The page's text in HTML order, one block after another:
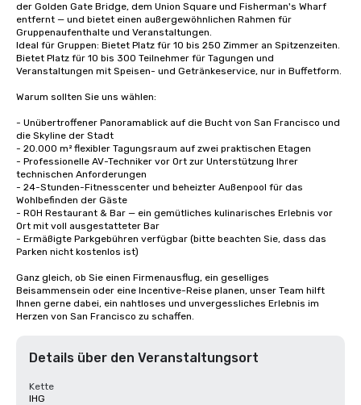
der Golden Gate Bridge, dem Union Square und Fisherman's Wharf
entfernt — und bietet einen außergewöhnlichen Rahmen für
Gruppenaufenthalte und Veranstaltungen.
Ideal für Gruppen: Bietet Platz für 10 bis 250 Zimmer an Spitzenzeiten.
Bietet Platz für 10 bis 300 Teilnehmer für Tagungen und
Veranstaltungen mit Speisen- und Getränkeservice, nur in Buffetform.
Warum sollten Sie uns wählen:
- Unübertroffener Panoramablick auf die Bucht von San Francisco und
die Skyline der Stadt
- 20.000 m² flexibler Tagungsraum auf zwei praktischen Etagen
- Professionelle AV-Techniker vor Ort zur Unterstützung Ihrer
technischen Anforderungen
- 24-Stunden-Fitnesscenter und beheizter Außenpool für das
Wohlbefinden der Gäste
- ROH Restaurant & Bar — ein gemütliches kulinarisches Erlebnis vor
Ort mit voll ausgestatteter Bar
- Ermäßigte Parkgebühren verfügbar (bitte beachten Sie, dass das
Parken nicht kostenlos ist)
Ganz gleich, ob Sie einen Firmenausflug, ein geselliges
Beisammensein oder eine Incentive-Reise planen, unser Team hilft
Ihnen gerne dabei, ein nahtloses und unvergessliches Erlebnis im
Herzen von San Francisco zu schaffen.
Details über den Veranstaltungsort
Kette
IHG